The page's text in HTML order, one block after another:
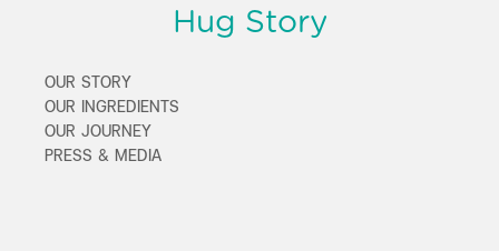
Hug Story
OUR STORY
OUR INGREDIENTS
OUR JOURNEY
PRESS & MEDIA